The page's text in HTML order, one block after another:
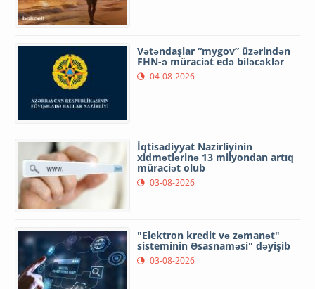
Vətəndaşlar “mygov” üzərindən
FHN-ə müraciət edə biləcəklər
04-08-2026
İqtisadiyyat Nazirliyinin
xidmətlərinə 13 milyondan artıq
müraciət olub
03-08-2026
"Elektron kredit və zəmanət"
sisteminin Əsasnaməsi" dəyişib
03-08-2026